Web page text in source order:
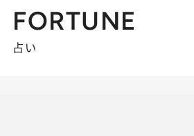
FORTUNE
占い